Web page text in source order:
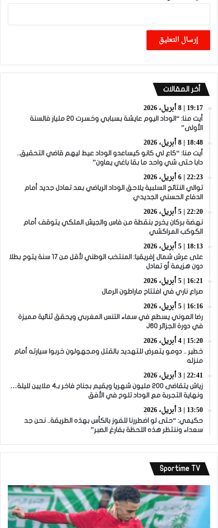
أخر المقالات
19:17 | 8 أبريل، 2026
أيت منا: “الوداد اليوم عايشة بسبابي وخسرت 20 مليار فالسنة
الأولى”
18:48 | 8 أبريل، 2026
أيت منا: “كاع لي كانو كيساعدو الوداد عيط ليهم قاضي التحقيق..
دابا حتى شي واحد ما بقا باغي يعاون”
22:23 | 6 أبريل، 2026
توالي النتائج السلبية يلاحق الوداد الرياضي بعد تعادل جديد أمام
الدفاع الحسني الجديدي
22:20 | 5 أبريل، 2026
نهضة بركان يخرج بنقطة من فاس والجيش الملكي يتوقف أمام
الكوكب المراكشي
18:13 | 5 أبريل، 2026
على عرش شمال إفريقيا: المنتخب الوطني لأقل من 17 سنة يتوج بطلا
دون هزيمة أو تعادل
16:21 | 5 أبريل، 2026
صراع ناري في افتتاح ماراطون الرمال
16:16 | 5 أبريل، 2026
رضا العوني يسطع في سماء التنس المغربي ويحقق ثنائية مميزة
في دورة الجزائر J60
15:20 | 4 أبريل، 2026
خطير .. دومو يتعرض للتهديد بالقتل ومجهولون خربوا سيارته أمام
منزله
22:41 | 3 أبريل، 2026
زياش يتقاضى 200 مليون شهريا ويقيم بجناح فاخر بـ4 ملايين لليلة…
ونهاية التجربة مع الوداد تلوح في الأفق
13:50 | 3 أبريل، 2026
حكيمي: “حتى لو اضطررنا للفوز بالكأس بهذه الطريقة.. نحن جد
سعداء وننتظر هذه اللحظة بفارغ الصبر”
Sportime TV